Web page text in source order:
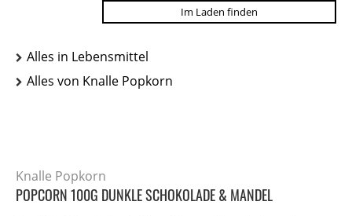
Im Laden finden
Alles in Lebensmittel
Alles von Knalle Popkorn
Knalle Popkorn
POPCORN 100G DUNKLE SCHOKOLADE & MANDEL